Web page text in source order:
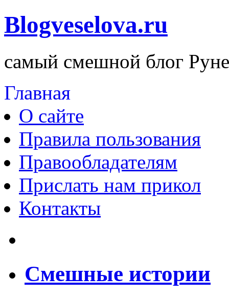
Blogveselova.ru
самый смешной блог
Главная
О сайте
Правила пользования
Правообладателям
Прислать нам прикол
Контакты
Смешные истории